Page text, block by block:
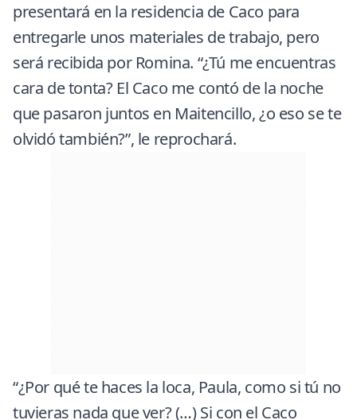
presentará en la residencia de Caco para
entregarle unos materiales de trabajo, pero
será recibida por Romina. “¿Tú me encuentras
cara de tonta? El Caco me contó de la noche
que pasaron juntos en Maitencillo, ¿o eso se te
olvidó también?”, le reprochará.
“¿Por qué te haces la loca, Paula, como si tú no
tuvieras nada que ver? (…) Si con el Caco